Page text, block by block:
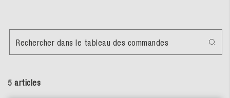
5 articles
Rechercher dans le tableau des commandes